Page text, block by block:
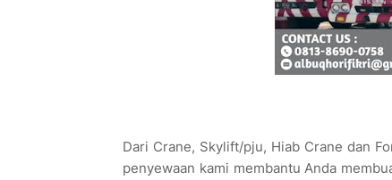
Dari Crane, Skylift/pju, Hiab Crane dan
penyewaan kami membantu Anda